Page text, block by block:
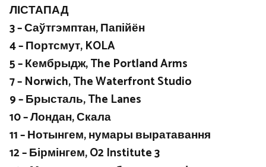
ЛІСТАПАД
3 – Саўтгэмптан, Папійён
4 – Портсмут, KOLA
5 – Кембрыдж, The Portland Arms
7 – Norwich, The Waterfront Studio
9 – Брысталь, The Lanes
10 – Лондан, Скала
11 – Нотынгем, нумары выратавання
12 – Бірмінгем, O2 Institute 3